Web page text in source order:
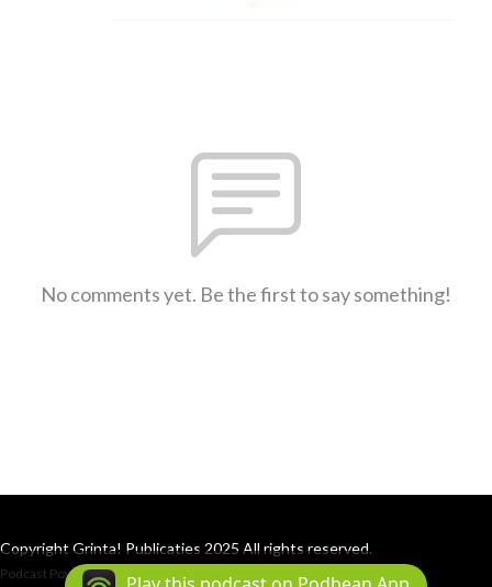
No comments yet. Be the first to say something!
Copyright Grinta! Publicaties 2025 All rights reserved.
Podcast Powered By Podbean